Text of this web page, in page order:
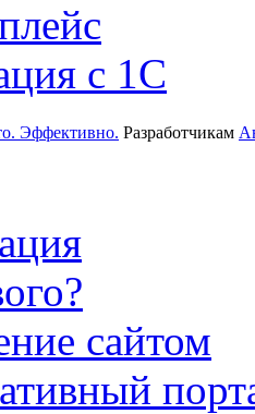
с 1С
Разработчикам
сайтом